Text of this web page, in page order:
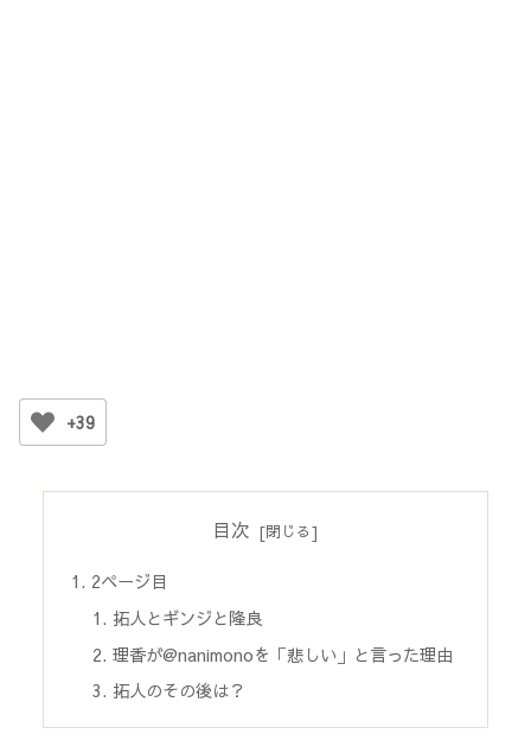
+39
目次
2ページ目
拓人とギンジと隆良
理香が@nanimonoを「悲しい」と言った理由
拓人のその後は？